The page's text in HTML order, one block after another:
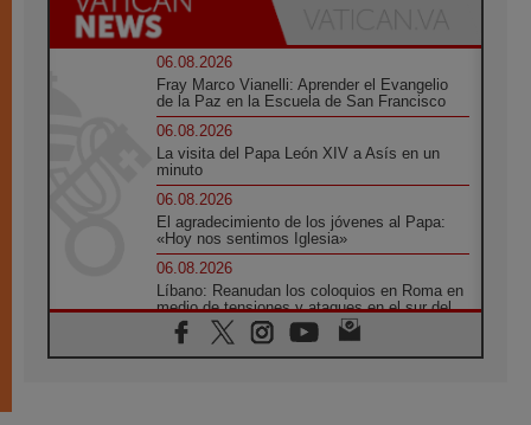
06.08.2026
Fray Marco Vianelli: Aprender el Evangelio
de la Paz en la Escuela de San Francisco
06.08.2026
La visita del Papa León XIV a Asís en un
minuto
06.08.2026
El agradecimiento de los jóvenes al Papa:
«Hoy nos sentimos Iglesia»
06.08.2026
Líbano: Reanudan los coloquios en Roma en
medio de tensiones y ataques en el sur del
país
06.08.2026